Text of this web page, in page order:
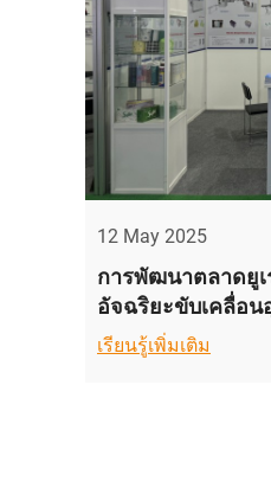
12 May 2025
การพัฒนาตลาดยูเ
อัจฉริยะขับเคลื่อ
เรียนรู้เพิ่มเติม